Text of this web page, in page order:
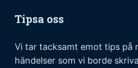
Tipsa oss
Vi tar tacksamt emot tips på
händelser som vi borde